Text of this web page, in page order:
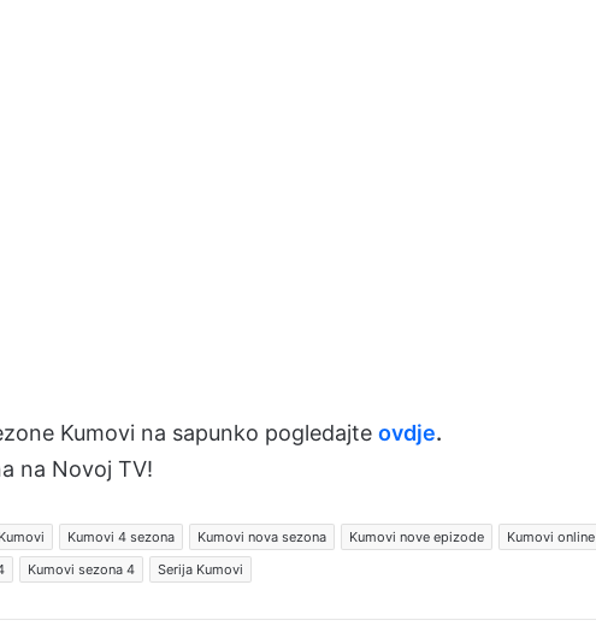
Kumovi na sapunko pogledajte ovdje.
na Novoj TV!
Kumovi Kumovi 4 sezona Kumovi nova sezona Kumovi nove epizode
Kumovi
Kumovi sezona 4 Serija Kumovi